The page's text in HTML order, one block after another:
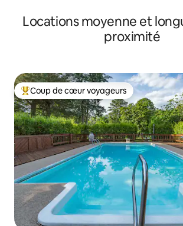
Locations moyenne et
proximité
Coups de cœur voyageurs les plus
Coup de cœur voyageurs